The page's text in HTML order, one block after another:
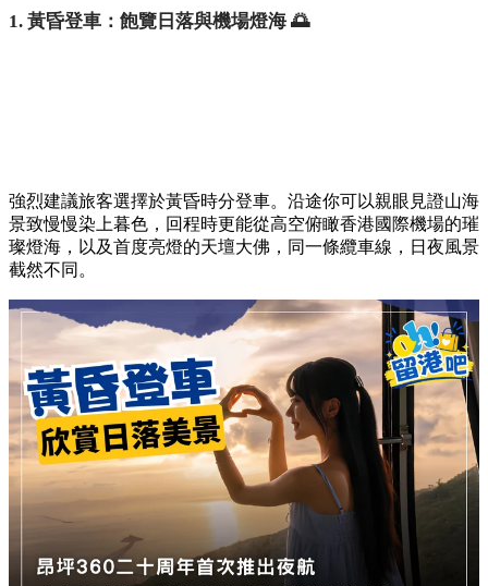
1. 黃昏登車：飽覽日落與機場燈海 🌅
強烈建議旅客選擇於黃昏時分登車。沿途你可以親眼見證山海
景致慢慢染上暮色，回程時更能從高空俯瞰香港國際機場的璀
璨燈海，以及首度亮燈的天壇大佛，同一條纜車線，日夜風景
截然不同。